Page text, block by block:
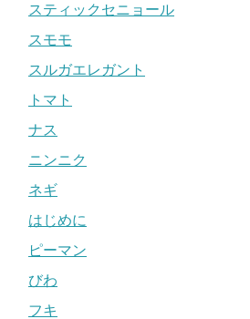
スティックセニョール
スモモ
スルガエレガント
トマト
ナス
ニンニク
ネギ
はじめに
ピーマン
びわ
フキ